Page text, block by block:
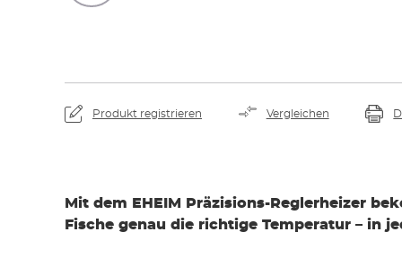
Produkt registrieren Vergleichen
Mit dem EHEIM Präzisions-Reglerheizer
Fische genau die richtige Temperatur – in